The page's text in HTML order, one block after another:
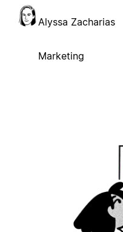
Alyssa Zacharias
Marketing